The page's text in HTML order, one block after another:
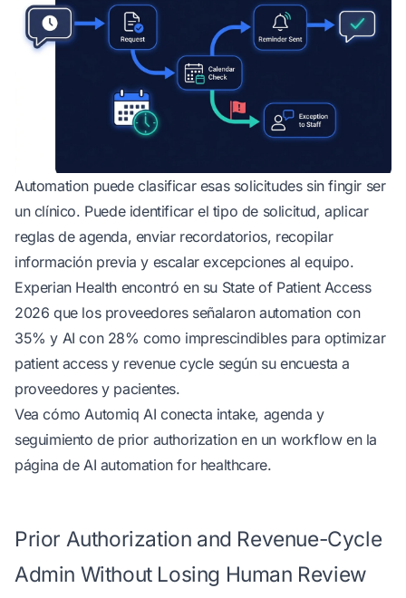
Automation puede clasificar esas solicitudes sin fingir ser
un clínico. Puede identificar el tipo de solicitud, aplicar
reglas de agenda, enviar recordatorios, recopilar
información previa y escalar excepciones al equipo.
Experian Health encontró en su State of Patient Access
2026 que los proveedores señalaron automation con
35% y AI con 28% como imprescindibles para optimizar
patient access y revenue cycle según su encuesta a
proveedores y pacientes.
Vea cómoAutomiq AI conecta intake, agenda y
seguimiento de prior authorization en un workflow en la
página de AI automation for healthcare.
Prior Authorization and Revenue-Cycle
Admin Without Losing Human Review